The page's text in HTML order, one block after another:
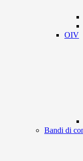
OIV
Bandi di